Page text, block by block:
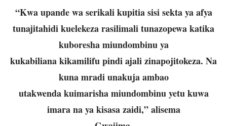
“Kwa upande wa serikali kupitia sisi sekta ya afya
tunajitahidi kuelekeza rasilimali tunazopewa katika
kuboresha miundombinu ya
kukabiliana kikamilifu pindi ajali zinapojitokeza. Na
kuna mradi unakuja ambao
utakwenda kuimarisha miundombinu yetu kuwa
imara na ya kisasa zaidi,” alisema